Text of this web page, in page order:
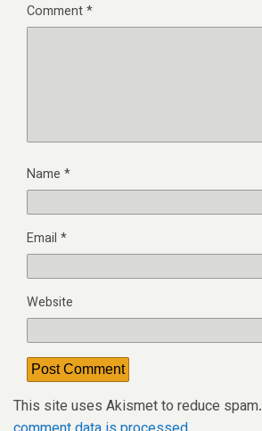
Comment*
Name *
Email *
Website
This site uses Akismet to reduce spam.